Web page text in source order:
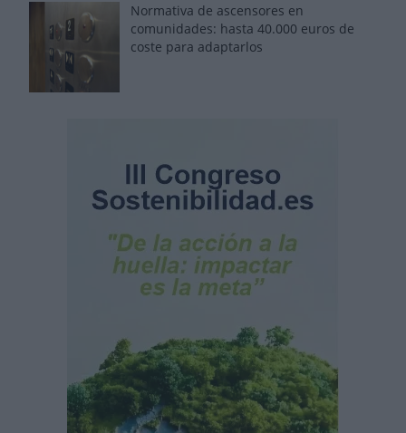
Normativa de ascensores en
comunidades: hasta 40.000 euros de
coste para adaptarlos